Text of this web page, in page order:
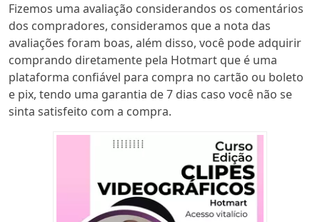
Fizemos uma avaliação considerandos os comentários
dos compradores, consideramos que a nota das
avaliações foram boas, além disso, você pode adquirir
comprando diretamente pela Hotmart que é uma
plataforma confiável para compra no cartão ou boleto
e pix, tendo uma garantia de 7 dias caso você não se
sinta satisfeito com a compra.